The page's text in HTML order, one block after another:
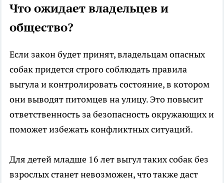
Что ожидает владельцев и
общество?
Если закон будет принят, владельцам опасных
собак придется строго соблюдать правила
выгула и контролировать состояние, в котором
они выводят питомцев на улицу. Это повысит
ответственность за безопасность окружающих и
поможет избежать конфликтных ситуаций.
Для детей младше 16 лет выгул таких собак без
взрослых станет невозможен, что также даст